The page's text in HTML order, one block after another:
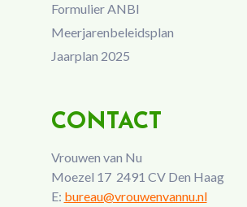
Formulier ANBI
Meerjarenbeleidsplan
Jaarplan 2025
CONTACT
Vrouwen van Nu
Moezel 17 2491 CV Den Haag
E: bureau@vrouwenvannu.nl